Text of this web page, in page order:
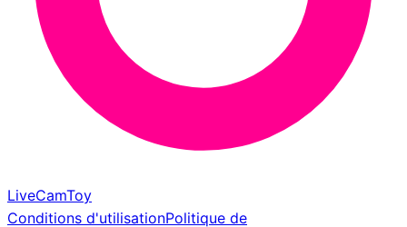
LiveCamToy
Conditions d'utilisationPolitique de